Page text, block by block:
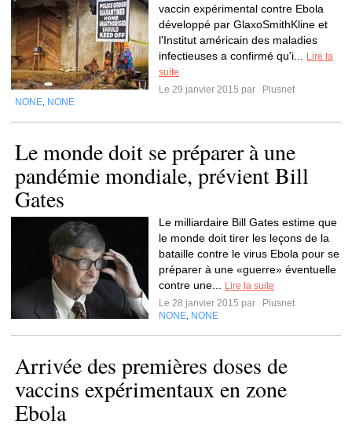
vaccin expérimental contre Ebola
développé par GlaxoSmithKline et
l'Institut américain des maladies
infectieuses a confirmé qu'i...
Lire la
suite
Le 29 janvier 2015 par
Plusnet
NONE NONE
Le monde doit se préparer à une
pandémie mondiale, prévient Bill
Gates
Le milliardaire Bill Gates estime que
le monde doit tirer les leçons de la
bataille contre le virus Ebola pour se
préparer à une «guerre» éventuelle
contre une...
Lire la suite
Le 28 janvier 2015 par
Plusnet
NONE NONE
Arrivée des premières doses de
vaccins expérimentaux en zone
Ebola